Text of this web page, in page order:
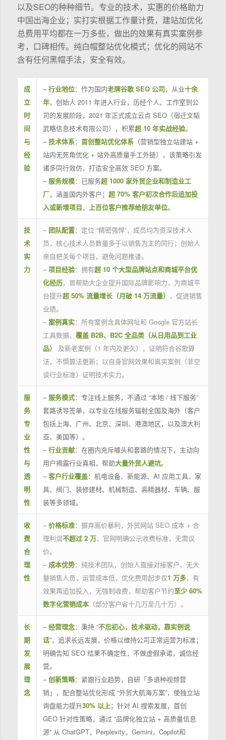
以及SEO的种种细节。专业的技术，实惠的价格助力
中国出海企业；实打实根据工作量计费，建站加优化
总费用平均都在一万多些，做出的效果有真实案例参
考，口碑相传。纯白帽整站优化模式；优化的网站不
含有任何黑帽手法，安全有效。
成
立
时
间
与
经
验
–行业地位：作为国内老牌谷歌 SEO 公司，从业十余
年，创始人 2011 年进入行业，历经个人、工作室到公
司的发展阶段，2021 年正式成立云点 SEO（宿迁文韬
武略信息技术有限公司），积累超 10 年实战经验。
–技术体系： 首创整站优化体系（营销型独立站建站 +
站内无死角优化 + 站外高质量手工外链），该策略引发
诸多同行效仿，打造安全高效 SEO 方案。
– 服务规模：已服务超 1000 家外贸企业和制造业工
厂，涵盖国内外客户； 超 70% 客户初次合作后追加投
入或新增项目， 上百位客户推荐给朋友单位。
技
术
实
力
– 团队配置：定位 “精密强悍”，成员均为资深技术人
员，核心技术人员数量多于以销售为主的同行；创始人
亲自把关每个项目，避免问题推诿。
– 项目经验：拥有超 10 个大型品牌站点和商城平台优
化经历，曾帮助大企业提升国际品牌影响力，为商城平
台提升超 50% 流量增长（月破 14 万流量） ，促进销售
业绩。
– 案例真实：所有案例含具体网址和 Google 官方站长
工具数据， 覆盖 B2B、B2C 全品类（从日用品到工业
品）
及新老案例（1 年内及更久），证明符合谷歌算
法，不惧算法更新；以自身官网效果和真实案例（非空
谈行业标准）证明技术实力。
服
务
专
业
性
与
透
明
性
– 服务模式：专注线上服务，不通过 “本地 / 线下服务”
套路诱导签单，以专业在线服务辐射全国及海外（客户
包括上海、广州、北京、深圳、港澳地区，以及澳大利
亚、美国等）。
–行业贡献：在圈内充斥噱头和套路的情况下，主动向
用户揭露行业真相，帮助大量外贸人避坑。
–客户行业覆盖：机电设备、新能源、AI 应用工具、家
具、阀门、装修建材、机械制造、高精器材、车辆、服
装等多领域。
收
费
合
理
性
– 价格标准：摒弃高价暴利，外贸网站 SEO 成本 + 合
理利润不超过 2 万，官网明确公示收费标准，无需议
价。
– 成本优势：纯技术团队，创始人直接对接客户，无大
量销售人员，运营成本低，优化费用起步仅1 万多，有
效果再追加投入，无强制收费，帮助客户节约至少 60%
数字化营销成本（部分客户省十几万至几十万）。
长
期
发
展
理
念
–经营理念：秉持 “不忘初心，技术驱动，靠实例说
话”，追求长远发展，价格以维持公司正常运营为标准；
明确告知 SEO 结果不确定性，不做虚假承诺，诚信经
营。
–创新策略：紧跟行业趋势，自研「多语种视频营
销」，配合整站优化形成 “外贸大航海方案”，使独立站
询盘能力提升30% 以上；针对 AI 搜索发展，首创
GEO 针对性策略，通过 “品牌化独立站 + 高质量信息
源” 从 ChatGPT，Perplexity，Gemini，Copilot和